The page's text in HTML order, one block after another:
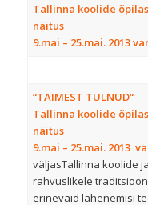
Tallinna koolide
näitus
9.mai – 25.mai. 2013
“TAIMEST TULNUD“
Tallinna koolide
näitus
9.mai – 25.mai. 2013
väljasTallinna koolide
rahvuslikele
erinevaid lähenemisi